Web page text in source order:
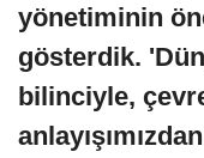
yönetiminin
gösterdik.
bilinciyle,